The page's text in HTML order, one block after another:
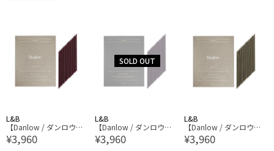
L&B
【Danlow / ダンロウ】
インセンススティックス
¥3,960
L&B
【Danlow / ダンロウ】
インセンススティックス
¥3,960
L&B
【Danlow / ダンロウ】
インセンススティックス
¥3,960